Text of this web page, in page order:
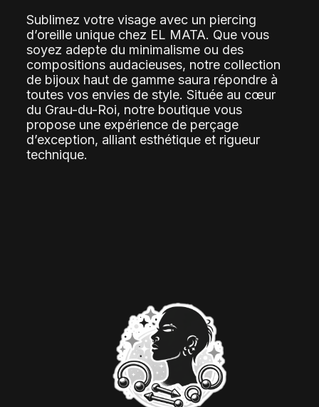
Sublimez votre visage avec un piercing
d’oreille unique chez EL MATA. Que vous
soyez adepte du minimalisme ou des
compositions audacieuses, notre collection
de bijoux haut de gamme saura répondre à
toutes vos envies de style. Située au cœur
du Grau-du-Roi, notre boutique vous
propose une expérience de perçage
d’exception, alliant esthétique et rigueur
technique.